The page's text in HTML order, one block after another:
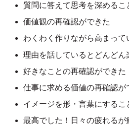
質問に答えて思考を深めるこ
価値観の再確認ができた
わくわく作りながら高まって
理由を話しているとどんどん
好きなことの再確認ができた
仕事に求める価値の再確認が
イメージを形・言葉にするこ
最高でした！日々の疲れるが